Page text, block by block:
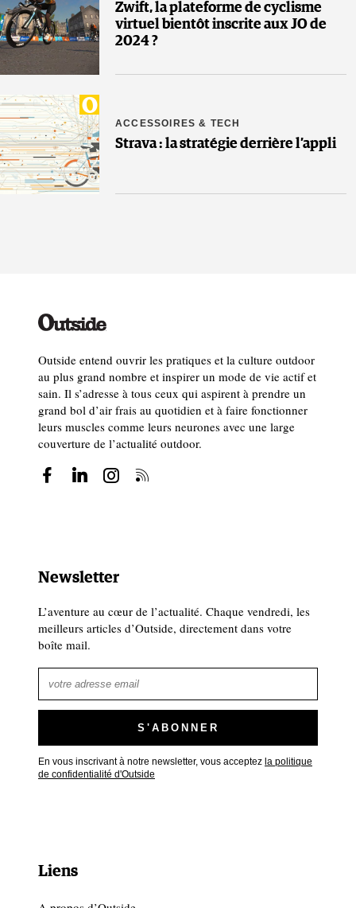
Zwift, la plateforme de cyclisme
virtuel bientôt inscrite aux JO de
2024 ?
ACCESSOIRES & TECH
Strava : la stratégie derrière l’appli
Outside entend ouvrir les pratiques et la culture outdoor
au plus grand nombre et inspirer un mode de vie actif et
sain. Il s’adresse à tous ceux qui aspirent à prendre un
grand bol d’air frais au quotidien et à faire fonctionner
leurs muscles comme leurs neurones avec une large
couverture de l’actualité outdoor.
Newsletter
L’aventure au cœur de l’actualité. Chaque vendredi, les
meilleurs articles d’Outside, directement dans votre
boîte mail.
En vous inscrivant à notre newsletter, vous acceptez la politique
de confidentialité d'Outside
Liens